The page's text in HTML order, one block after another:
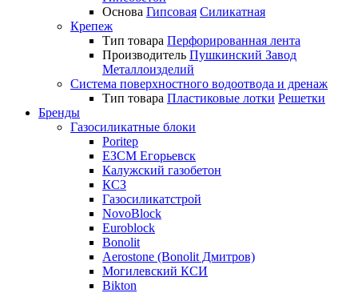
Основа Гипсовая Силикатная
Крепеж
Тип товара Перфорированная лента
Производитель Пушкинский Завод
Металлоизделий
Система поверхностного водоотвода и дренаж
Тип товара Пластиковые лотки Решетки
Бренды
Газосиликатные блоки
Poritep
ЕЗСМ Егорьевск
Калужский газобетон
КСЗ
Газосиликатстрой
NovoBlock
Euroblock
Bonolit
Aerostone (Bonolit Дмитров)
Могилевский КСИ
Bikton